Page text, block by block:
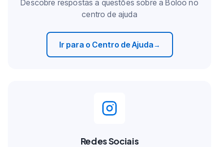
Descobre respostas a questões sobre a Boloo no
centro de ajuda
Ir para o Centro de Ajuda→
Redes Sociais